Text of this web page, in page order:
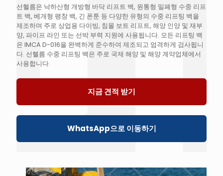
선헬름은 낙하산형 개방형 바닥 리프트 백, 원통형 밀폐형 수중 리프
트 백, 베개형 팽창 백, 긴 폰툰 등 다양한 유형의 수중 리프팅 백을
제조하며 주로 상업용 다이빙, 침몰 보트 리프트, 해양 인양 및 재부
양, 파이프 라인 또는 선박 부력 지원에 사용됩니다. 모든 리프팅 백
은 IMCA D-016을 완벽하게 준수하여 제조되고 엄격하게 검사됩니
다. 선헬름 수중 리프팅 백은 주로 국제 해양 및 해양 계약업체에서
사용합니다.
지금 견적 받기
WhatsApp으로 이동하기